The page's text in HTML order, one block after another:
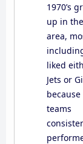
1970’s
up in
area,
liked
Jets or
teams